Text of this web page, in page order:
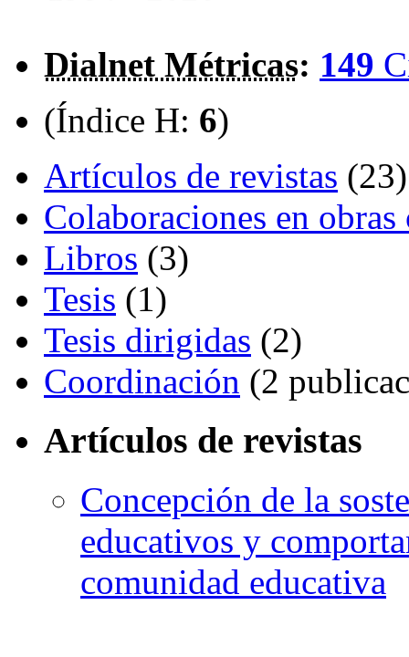
Dialnet Métricas: 149
(Índice H: 6)
Artículos de revistas (23)
Colaboraciones en
Libros (3)
Tesis (1)
Tesis dirigidas (2)
Coordinación (2
Artículos de revistas
Concepción de la
educativos y
comunidad educativa